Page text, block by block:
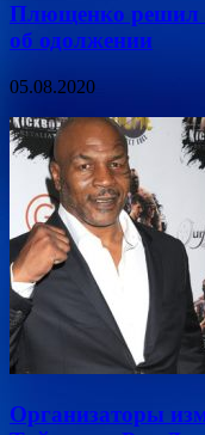
Плющенко решил
об одолжении
05.08.2020
Организаторы